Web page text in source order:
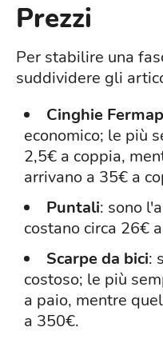
Prezzi
Per stabilire una
suddividere gli
Cinghie
economico; le più
2,5€ a coppia,
arrivano a 35€ a
Puntali: sono
costano circa 26€
Scarpe da bici:
costoso; le più
a paio, mentre
a 350€.